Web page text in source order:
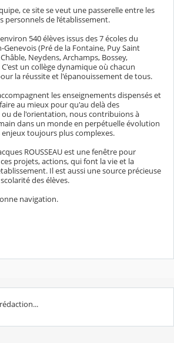
ce site se veut une passerelle entre les
personnels de l’établissement.
540 élèves issus des 7 écoles du
Genevois (Pré de la Fontaine, Puy Saint
Neydens, Archamps, Bossey,
un collège dynamique où chacun
la réussite et l'épanouissement de tous.
les enseignements dispensés et
au mieux pour qu'au delà des
de l'orientation, nous contribuions à
dans un monde en perpétuelle évolution
toujours plus complexes.
ROUSSEAU est une fenêtre pour
projets, actions, qui font la vie et la
Il est aussi une source précieuse
des élèves.
navigation.